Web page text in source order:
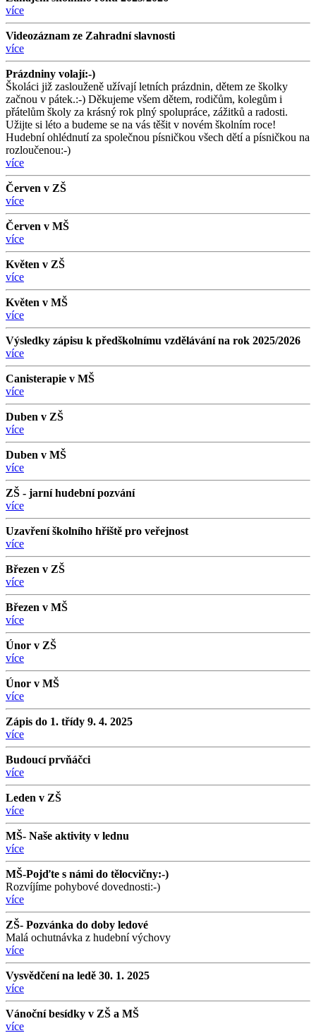
více
Videozáznam ze Zahradní slavnosti
více
Prázdniny volají:-)
Školáci již zaslouženě užívají letních prázdnin, dětem ze školky
začnou v pátek.:-) Děkujeme všem dětem, rodičům, kolegům i
přátelům školy za krásný rok plný spolupráce, zážitků a radosti.
Užijte si léto a budeme se na vás těšit v novém školním roce!
Hudební ohlédnutí za společnou písničkou všech dětí a písničkou na
rozloučenou:-)
více
Červen v ZŠ
více
Červen v MŠ
více
Květen v ZŠ
více
Květen v MŠ
více
Výsledky zápisu k předškolnímu vzdělávání na rok 2025/2026
více
Canisterapie v MŠ
více
Duben v ZŠ
více
Duben v MŠ
více
ZŠ - jarní hudební pozvání
více
Uzavření školního hřiště pro veřejnost
více
Březen v ZŠ
více
Březen v MŠ
více
Únor v ZŠ
více
Únor v MŠ
více
Zápis do 1. třídy 9. 4. 2025
více
Budoucí prvňáčci
více
Leden v ZŠ
více
MŠ- Naše aktivity v lednu
více
MŠ-Pojďte s námi do tělocvičny:-)
Rozvíjíme pohybové dovednosti:-)
více
ZŠ- Pozvánka do doby ledové
Malá ochutnávka z hudební výchovy
více
Vysvědčení na ledě 30. 1. 2025
více
Vánoční besídky v ZŠ a MŠ
více